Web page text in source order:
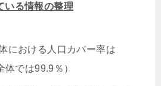
いる情報の整理
における人口カバー率は
体では99.9％）